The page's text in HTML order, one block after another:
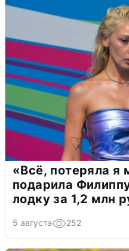
«Всё, потеряла я
подарила
лодку за 1,2 млн
5 августа 252